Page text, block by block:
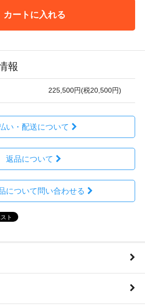
カートに入れる
報
225,500円(税20,500円)
い・配送について
返品について
について問い合わせる